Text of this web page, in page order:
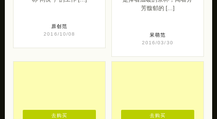
原创范
2016/10/08
芳馥郁的 […]
呆萌范
2016/03/30
去购买 去购买